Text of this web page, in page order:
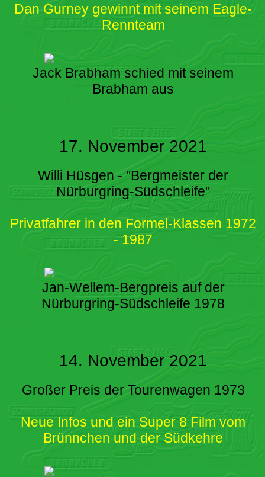
Dan Gurney gewinnt mit seinem Eagle-
Rennteam
Jack Brabham schied mit seinem
Brabham aus
17. November 2021
Willi Hüsgen - "Bergmeister der
Nürburgring-Südschleife"
Privatfahrer in den Formel-Klassen 1972
- 1987
Jan-Wellem-Bergpreis auf der
Nürburgring-Südschleife 1978
14. November 2021
Großer Preis der Tourenwagen 1973
Neue Infos und ein Super 8 Film vom
Brünnchen und der Südkehre